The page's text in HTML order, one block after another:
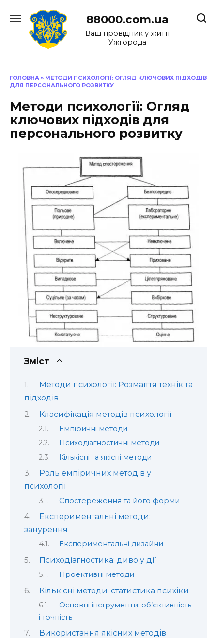
до
88000.com.ua
Ваш провідник у житті
Ужгорода
ГОЛОВНА » МЕТОДИ ПСИХОЛОГІЇ: ОГЛЯД КЛЮЧОВИХ ПІДХОДІВ
ДЛЯ ПЕРСОНАЛЬНОГО РОЗВИТКУ
Методи психології: Огляд
ключових підходів для
персонального розвитку
Зміст
Методи психології: Розмаїття технік та
підходів
Класифікація методів психології
Емпіричні методи
Психодіагностичні методи
Кількісні та якісні методи
Роль емпіричних методів у
психології
Спостереження та його форми
Експериментальні методи:
занурення
Експериментальні дизайни
Психодіагностика: диво у дії
Проективні методи
Кількісні методи: статистика психіки
Основні інструменти: об’єктивність
і точність
Використання якісних методів